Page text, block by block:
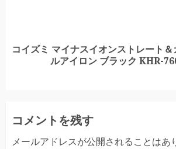
Next
コイズミ マイナスイオンストレート＆
ルアイロン ブラック KHR-
コメントを残す
メールアドレスが公開されることはあ